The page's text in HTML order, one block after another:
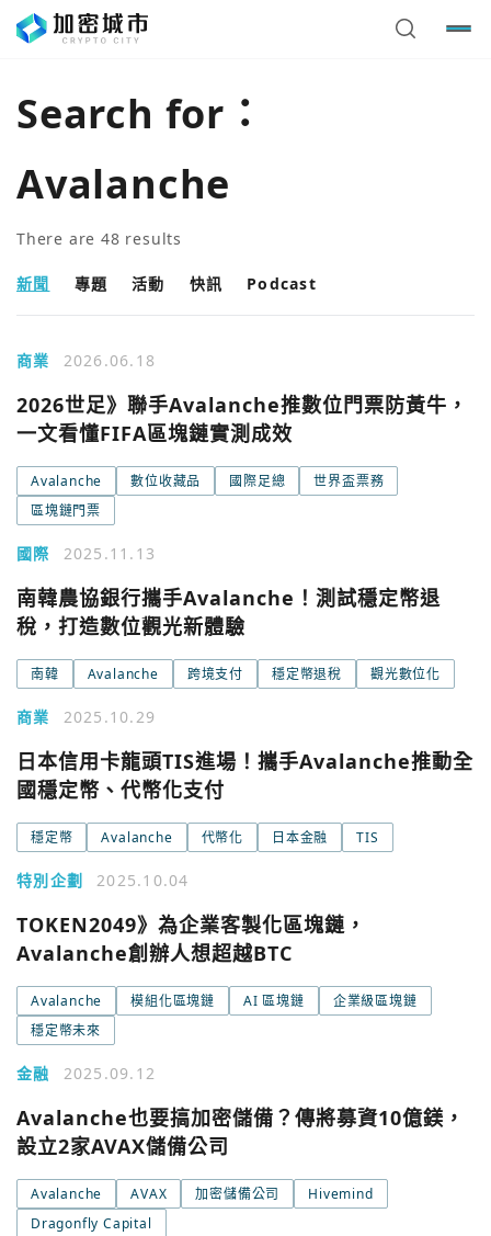
Search for：
Avalanche
There are 48 results
新聞 專題 活動 快訊 Podcast
商業 2026.06.18
2026世足》聯手Avalanche推數位門票防黃牛，
一文看懂FIFA區塊鏈實測成效
Avalanche 數位收藏品 國際足總
世界盃票務
區塊鏈門票
國際 2025.11.13
南韓農協銀行攜手Avalanche！測試穩定幣退
稅，打造數位觀光新體驗
南韓 Avalanche 跨境支付 穩定幣退稅 觀光數位化
商業 2025.10.29
日本信用卡龍頭TIS進場！攜手Avalanche推動全
國穩定幣、代幣化支付
穩定幣 Avalanche 代幣化 日本金融 TIS
特別企劃 2025.10.04
TOKEN2049》為企業客製化區塊鏈，
Avalanche創辦人想超越BTC
Avalanche 模組化區塊鏈 AI 區塊鏈
企業級區塊鏈
穩定幣未來
金融 2025.09.12
Avalanche也要搞加密儲備？傳將募資10億鎂，
設立2家AVAX儲備公司
Avalanche AVAX 加密儲備公司
Hivemind
Dragonfly Capital